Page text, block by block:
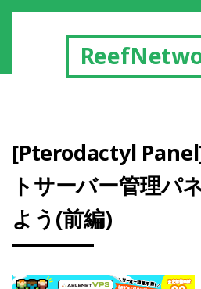
[Pterodactyl
トサーバー管理パ
よう(前編)